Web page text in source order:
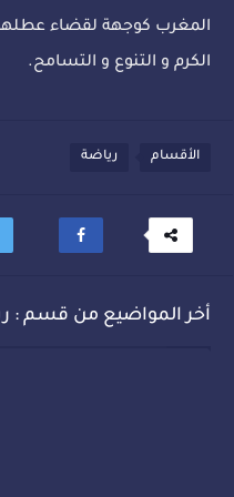
المغرب كوجهة لقضاء عطلهم
الكرم و التنوع و التسامح.
الأقسام رياضة
أخر المواضيع من قسم :